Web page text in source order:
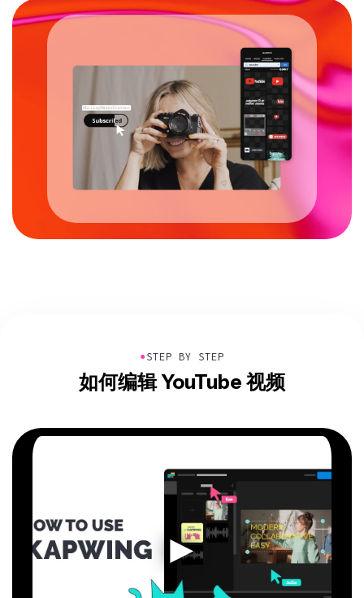
●STEP BY STEP
如何编辑 YouTube 视频